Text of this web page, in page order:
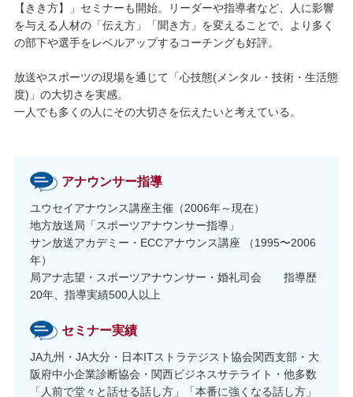
【きき方】」セミナーも開始。リーダーや指導者など、人に影響
を与える人材の「伝え方」「聞き方」を変えることで、より多く
の部下や選手をレベルアップするコーチングも好評。
放送やスポーツの現場を通じて「心技態(メンタル・技術・生活態
度)」の大切さを実感。
一人でも多くの人にその大切さを伝えたいと考えている。
アナウンサー指導
ユウセイアナウンス講座主催（2006年～現在）
地方放送局「スポーツアナウンサー指導」
サン放送アカデミー・ECCアナウンス講座 （1995〜2006
年）
局アナ志望・スポーツアナウンサー・婚礼司会 指導歴
20年、指導実績500人以上
セミナー実績
JA九州・JA大分・日本ITストラテジスト協会関西支部・大
阪府中小企業診断協会・関西ビジネスサテライト・他多数
「人前で堂々と話せる話し方」「本番に強くなる話し方」